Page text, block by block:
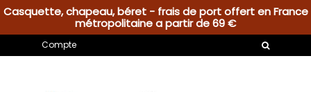
Casquette, chapeau, béret - frais de port offert en France
métropolitaine a partir de 69 €
Compte